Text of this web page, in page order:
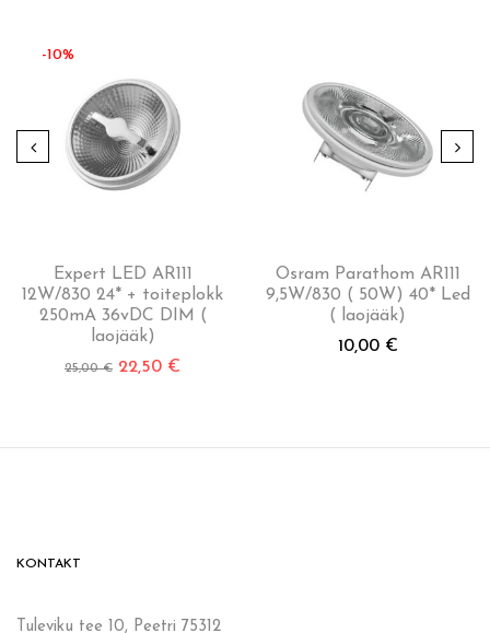
-10%
Expert LED AR111
12W/830 24* + toiteplokk
250mA 36vDC DIM (
laojääk)
25,00€ 22,50 €
Osram Parathom AR111
9,5W/830 ( 50W) 40* Led
( laojääk)
10,00 €
KONTAKT
Tuleviku tee 10, Peetri 75312